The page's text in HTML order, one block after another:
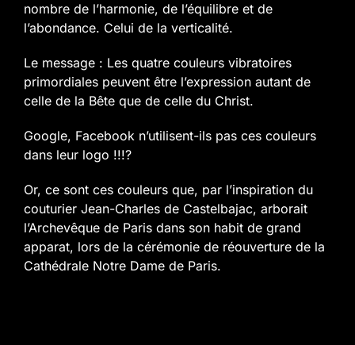
nombre de l’harmonie, de l’équilibre et de
l’abondance. Celui de la verticalité.
Le message : Les quatre couleurs vibratoires
primordiales peuvent être l’expression autant de
celle de la Bête que de celle du Christ.
Google, Facebook n’utilisent-ils pas ces couleurs
dans leur logo !!!?
Or, ce sont ces couleurs que, par l’inspiration du
couturier Jean-Charles de Castelbajac, arborait
l’Archevêque de Paris dans son habit de grand
apparat, lors de la cérémonie de réouverture de la
Cathédrale Notre Dame de Paris.